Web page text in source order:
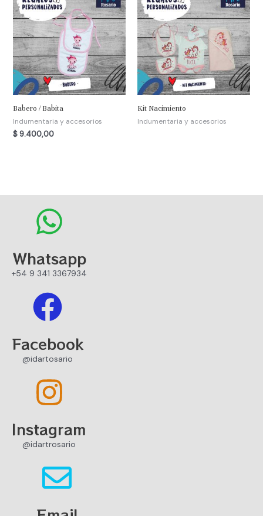
Babero / Babita
Indumentaria y accesorios
$9.400,00
Kit Nacimiento
Indumentaria y accesorios
Whatsapp
+54 9 341 3367934
Facebook
@idartosario
Instagram
@idartrosario